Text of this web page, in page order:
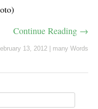
Continue Reading →
13, 2012 many Words